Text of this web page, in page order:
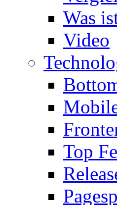
Was
Video
Top